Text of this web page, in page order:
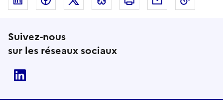
Suivez-nous
sur les réseaux sociaux